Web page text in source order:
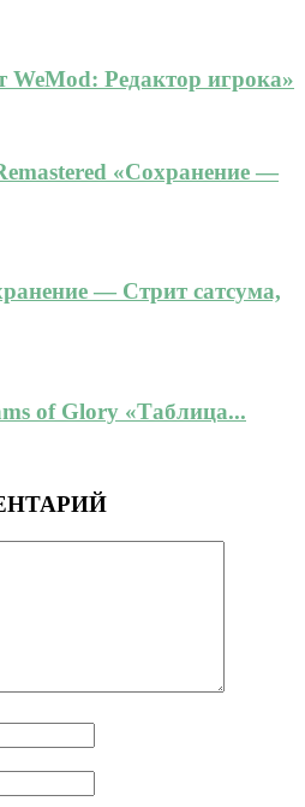
WeMod: Редактор игрока»
«Сохранение —
— Стрит сатсума,
of Glory «Таблица...